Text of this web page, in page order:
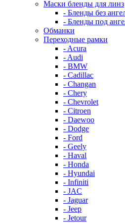
Маски бленды для линз
- Бленды без
- Бленды под
Обманки
Переходные рамки
- Acura
- Audi
- BMW
- Cadillac
- Changan
- Chery
- Chevrolet
- Citroen
- Daewoo
- Dodge
- Ford
- Geely
- Haval
- Honda
- Hyundai
- Infiniti
- JAC
- Jaguar
- Jeep
- Jetour